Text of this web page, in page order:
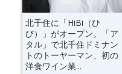
北千住に「HiBi（ひ
び）」がオープン。「ア
タル」で北千住ドミナン
トのトーヤーマン、初の
洋食ワイン業...